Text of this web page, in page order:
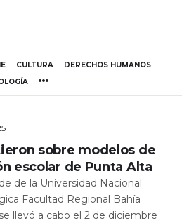
CULTURA
DERECHOS HUMANOS
sobre modelos de
escolar de Punta Alta
de la Universidad Nacional
Facultad Regional Bahía
llevó a cabo el 2 de diciembre